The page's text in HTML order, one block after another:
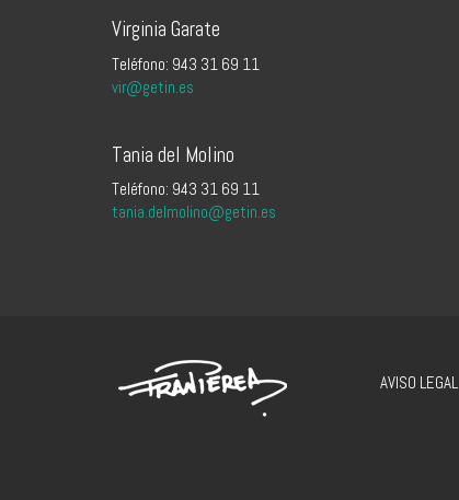
Virginia Garate
Teléfono: 943 31 69 11
vir@getin.es
Tania del Molino
Teléfono: 943 31 69 11
tania.delmolino@getin.es
AVISO LEGAL